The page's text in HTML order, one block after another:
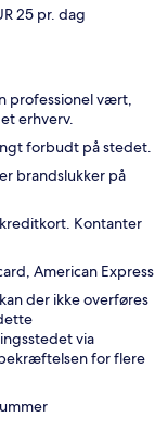
25 pr. dag
professionel vært,
erhverv.
forbudt på stedet.
brandslukker på
Kontanter
American Express
der ikke overføres
via
for flere